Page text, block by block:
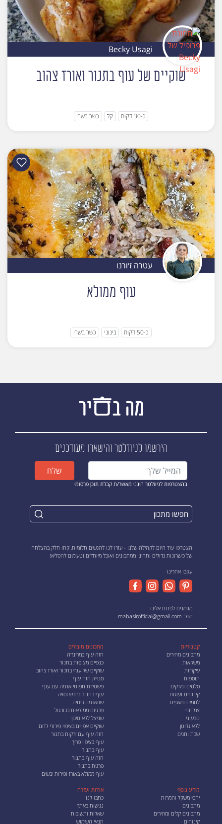
Becky Usagi
שוקיים של עוף בתנור ואורז צהוב
כ-30 דקות קל כשר בשרי
עטרה ז׳ורנו
עוף ממולא
כ-50 דקות בינוני כשר בשרי
הירשמו לניוזלטרוהישארו מעודכנים
בהצטרפות לניוזלטר הינני מאשר/ת קבלת תוכן פרסומי
שלח
הצטרפו עוד היום לקהילה שלנו - עזרו לנו להגשים חלומות, קחו חלק בהצלחה
של כישרונות גדולים ותהינו ממתכונים ואוכל מיוחדים וטעימים להפליא!
עקבו אחרינו
מוזמנים לפנות אלינו
מייל: mabasirofficial@gmail.com
קטגוריות
מתכונים מהירים
משקאות
עיקריות
תוספות
סלטים ומרקים
קינוחים ועוגות
לחמים ומאפים
צמחוני
טבעוני
ללא גלוטן
שבת וחגים
מתכונים מובילים
חזה עוף במרינדה
כנפיים מצופות בתנור
שוקיים של עוף בתנור ואורז צהוב
סטייק חזה עוף
פשטידת תפוחי אדמה עם עוף
עוף בתנור בדבש וסויה
שווארמה ביתית
פרגיות ממולאות בבורגול
שניצל ללא טיגון
שוקיים אפויים בציפוי פירורי לחם
חזה עוף עם ירקות בתנור
עוף בציפוי פריך
עוף בתנור
חזה עוף בתנור
פרגית בתנור
עוף ממולא באורז ופירות יבשים
מידע נוסף
יחסי משקל והמרות
מתכונים
מתכונים קלים ומהירים
קינוחים
אודות ועזרה
כתבו לנו
נגישות באתר
שאלות ותשובות
תנאי השימוש